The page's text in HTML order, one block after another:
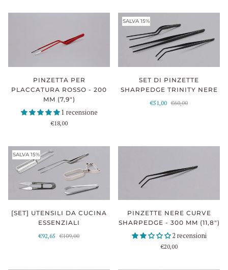
PINZETTA PER
PLACCATURA ROSSO - 200
MM (7,9")
1 recensione
€18,00
SALVA 15%
SET DI PINZETTE
SHARPEDGE TRINITY NERE
€51,00 €60,00
SALVA 15%
[SET] UTENSILI DA CUCINA
ESSENZIALI
€92,65 €109,00
PINZETTE NERE CURVE
SHARPEDGE - 300 MM (11,8")
2 recensioni
€20,00